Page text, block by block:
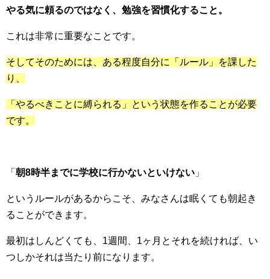
やる気に頼るのではなく、勉強を習慣化すること。
これは非常に重要なことです。
そしてそのためには、ある程度自分に「ルール」を課した
り、
「やるべきことに縛られる」という状態を作ることが必要
です。
「 朝8時半までに学校に行かないといけない 」
というルールがあるからこそ、みなさんは眠くても朝起き
ることができます。
最初はしんどくても、1週間、1ヶ月とそれを続ければ、い
つしかそれは当たり前になります。